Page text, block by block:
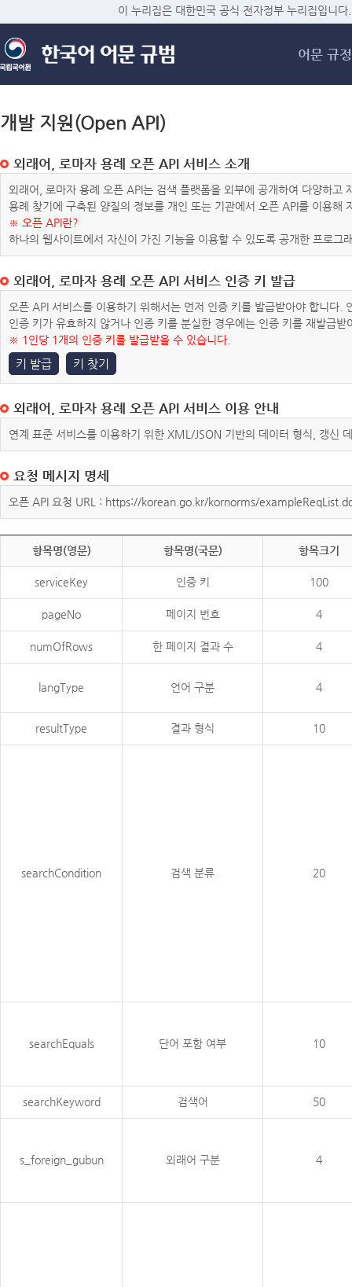
메
이 누리집은 대한민국 공식 전자정부 누리집입니다.
어문 규정
개발 지원(Open API)
외래어, 로마자 용례 오픈 API 서비스 소개
외래어, 로마자 용례 오픈 API는 검색 플랫폼을 외부에 공개하여 다양하
용례 찾기에 구축된 양질의 정보를 개인 또는 기관에서 오픈 API를 이용해
※ 오픈 API란?
하나의 웹사이트에서 자신이 가진 기능을 이용할 수 있도록 공개한 프로그
외래어, 로마자 용례 오픈 API 서비스 인증 키 발급
오픈 API 서비스를 이용하기 위해서는 먼저 인증 키를 발급받아야 합니다
인증 키가 유효하지 않거나 인증 키를 분실한 경우에는 인증 키를 재발급받
※ 1인당 1개의 인증 키를 발급받을 수 있습니다.
키 발급 키 찾기
외래어, 로마자 용례 오픈 API 서비스 이용 안내
연계 표준 서비스를 이용하기 위한 XML/JSON 기반의 데이터 형식, 갱신
요청 메시지 명세
오픈 API 요청 URL : https://korean.go.kr/kornorms/
항목명(영문) 항목명(국문) 항목크기
serviceKey 인증 키 100
pageNo 페이지 번호 4
numOfRows 한 페이지 결과 수 4
langType 언어 구분 4
resultType 결과 형식 10
searchCondition 검색 분류 20
searchEquals 단어 포함 여부 10
searchKeyword 검색어 50
s_foreign_gubun 외래어 구분 4